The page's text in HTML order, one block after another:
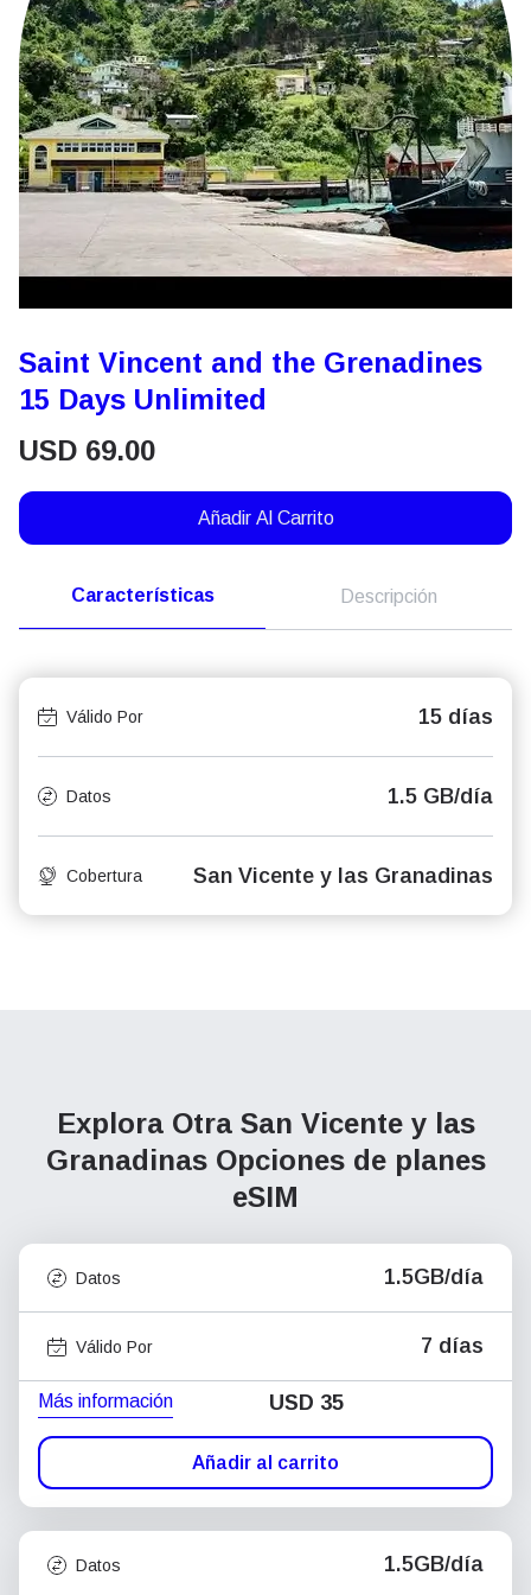
Saint Vincent and the Grenadines
15 Days Unlimited
USD 69.00
Añadir Al Carrito
Características Descripción
Válido Por 15 días
Datos 1.5 GB/día
Cobertura San Vicente y las Granadinas
Explora Otra San Vicente y las
Granadinas Opciones de planes
eSIM
Datos 1.5GB/día
Válido Por 7 días
Más información USD 35
Añadir al carrito
Datos 1.5GB/día